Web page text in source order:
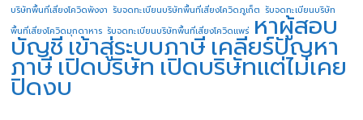
บริษัทพื้นที่เสี่ยงโควิดพังงา รับจดทะเบียนบริษัทพื้นที่เสี่ยงโควิดภูเก็ต รับจดทะเบียนบริษัท
พื้นที่เสี่ยงโควิดมุกดาหาร รับจดทะเบียนบริษัทพื้นที่เสี่ยงโควิดแพร่ หาผู้สอบ
บัญชี เข้าสู่ระบบภาษี เคลียร์ปัญหา
ภาษีเปิดบริษัทเปิดบริษัทแต่ไม่เคย
ปิดงบ